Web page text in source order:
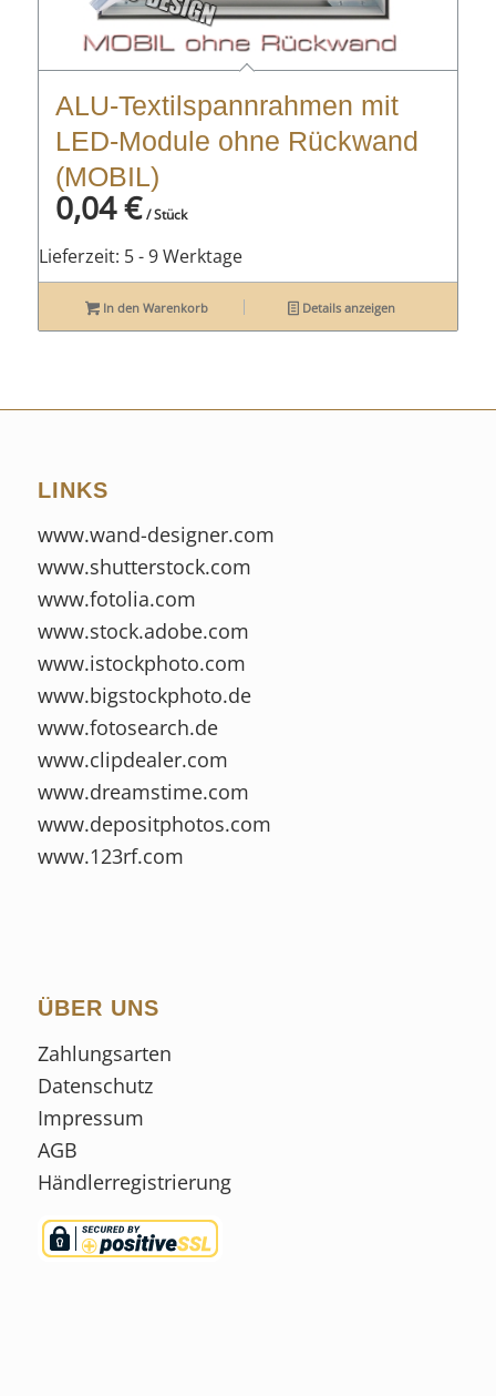
ALU-Textilspannrahmen mit
LED-Module ohne Rückwand
(MOBIL)
0,04€ / Stück
Lieferzeit: 5 - 9 Werktage
In den Warenkorb Details anzeigen
LINKS
www.wand-designer.com
www.shutterstock.com
www.fotolia.com
www.stock.adobe.com
www.istockphoto.com
www.bigstockphoto.de
www.fotosearch.de
www.clipdealer.com
www.dreamstime.com
www.depositphotos.com
www.123rf.com
ÜBER UNS
Zahlungsarten
Datenschutz
Impressum
AGB
Händlerregistrierung